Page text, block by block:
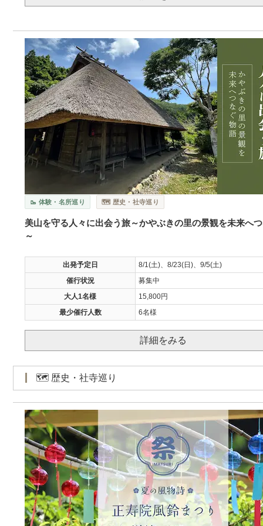
🥾 体験・名所巡り 🗺️ 歴史・社寺巡り
美山を守る人々に出会う旅～かやぶきの里の景観を未来へ
～
出発予定日
8/1(土)、8/23(日)、9/5(土)
催行状況
募集中
大人1名様
15,800円
最少催行人数
6名様
詳細をみる
🗺️ 歴史・社寺巡り